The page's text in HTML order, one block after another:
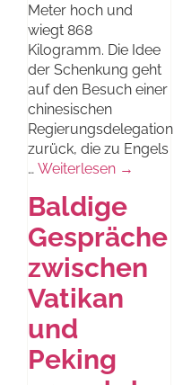
Meter hoch und
wiegt 868
Kilogramm. Die Idee
der Schenkung geht
auf den Besuch einer
chinesischen
Regierungsdelegation
zurück, die zu Engels
… Weiterlesen →
Baldige
Gespräche
zwischen
Vatikan
und
Peking